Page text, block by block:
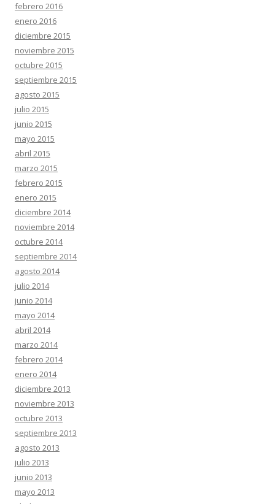
febrero 2016
enero 2016
diciembre 2015
noviembre 2015
octubre 2015
septiembre 2015
agosto 2015
julio 2015
junio 2015
mayo 2015
abril 2015
marzo 2015
febrero 2015
enero 2015
diciembre 2014
noviembre 2014
octubre 2014
septiembre 2014
agosto 2014
julio 2014
junio 2014
mayo 2014
abril 2014
marzo 2014
febrero 2014
enero 2014
diciembre 2013
noviembre 2013
octubre 2013
septiembre 2013
agosto 2013
julio 2013
junio 2013
mayo 2013